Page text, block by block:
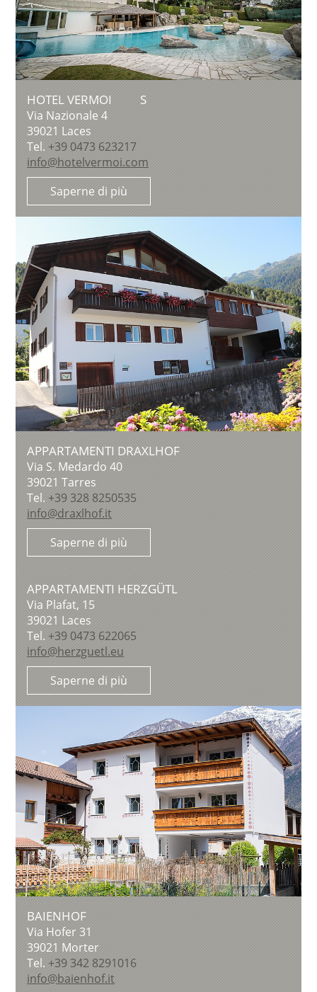
HOTEL VERMOI S
Via Nazionale 4
39021 Laces
Tel. +39 0473 623217
info@hotelvermoi.com
Saperne di più
APPARTAMENTI DRAXLHOF
Via S. Medardo 40
39021 Tarres
Tel.+39 328 8250535
info@draxlhof.it
Saperne di più
APPARTAMENTI HERZGÜTL
Via Plafat, 15
39021 Laces
Tel. +39 0473 622065
info@herzguetl.eu
Saperne di più
BAIENHOF
Via Hofer 31
39021 Morter
Tel. +39 342 8291016
info@baienhof.it